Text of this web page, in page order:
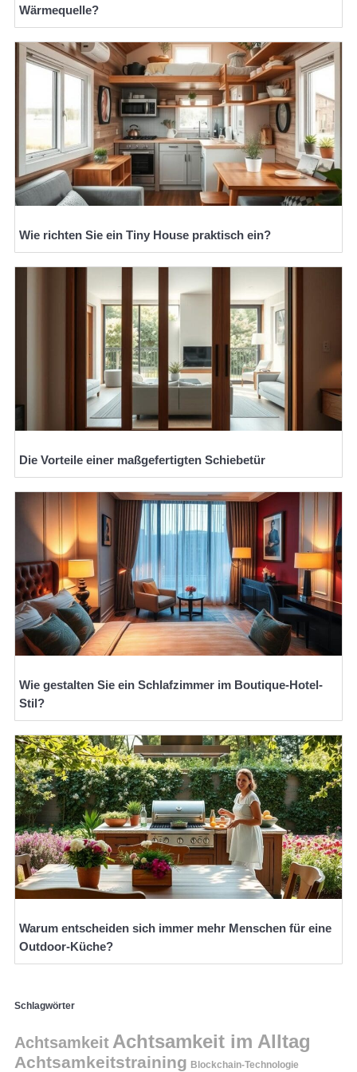
Wärmequelle?
Wie richten Sie ein Tiny House praktisch ein?
Die Vorteile einer maßgefertigten Schiebetür
Wie gestalten Sie ein Schlafzimmer im Boutique-Hotel-
Stil?
Warum entscheiden sich immer mehr Menschen für eine
Outdoor-Küche?
Schlagwörter
Achtsamkeit Achtsamkeit im Alltag
Achtsamkeitstraining Blockchain-Technologie